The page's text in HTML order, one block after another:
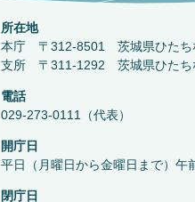
所在地
本庁 〒312-8501 茨城県ひたち
支所 〒311-1292 茨城県ひたち
電話
029-273-0111（代表）
開庁日
平日（月曜日から金曜日まで）午
閉庁日